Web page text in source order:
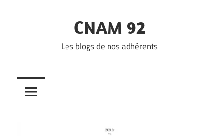
CNAM 92
Les blogs de nos adhérents